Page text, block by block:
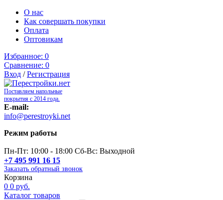
О нас
Как совершать покупки
Оплата
Оптовикам
Избранное: 0
Сравнение: 0
Вход /Регистрация
Поставляем напольные
покрытия с 2014 года.
E-mail:
info@perestroyki.net
Режим работы
Пн-Пт: 10:00 - 18:00 Сб-Вс: Выходной
+7 495 991 16 15
Заказать обратный звонок
Корзина
0 0 руб.
Каталог товаров